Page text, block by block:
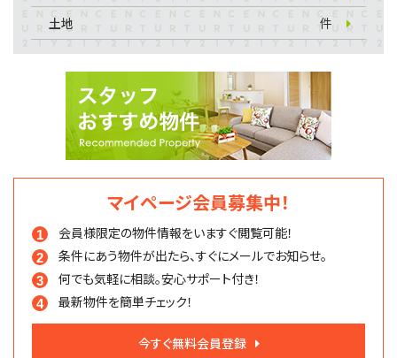
土地
件
マイページ会員募集中！
会員様限定の物件情報をいますぐ閲覧可能！
条件にあう物件が出たら、すぐにメールでお知らせ。
何でも気軽に相談。安心サポート付き！
最新物件を簡単チェック！
今すぐ無料会員登録